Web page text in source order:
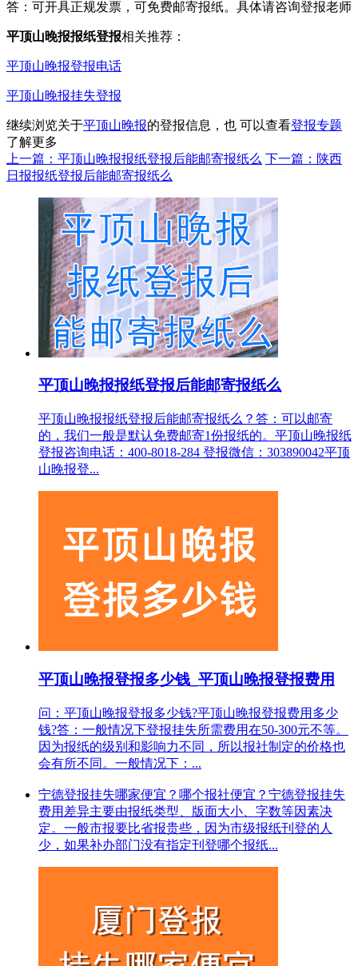
答：可开具正规发票，可免费邮寄报纸。具体请咨询登报老师
平顶山晚报报纸登报相关推荐：
平顶山晚报登报电话
平顶山晚报挂失登报
继续浏览关于平顶山晚报的登报信息，也 可以查看登报专题
了解更多
上一篇：平顶山晚报报纸登报后能邮寄报纸么 下一篇：陕西
日报报纸登报后能邮寄报纸么
平顶山晚报报纸登报后能邮寄报纸么
平顶山晚报报纸登报后能邮寄报纸么？答：可以邮寄
的，我们一般是默认免费邮寄1份报纸的。平顶山晚报纸
登报咨询电话：400-8018-284 登报微信：303890042平顶
山晚报登...
平顶山晚报登报多少钱_平顶山晚报登报费用
问：平顶山晚报登报多少钱?平顶山晚报登报费用多少
钱?答：一般情况下登报挂失所需费用在50-300元不等。
因为报纸的级别和影响力不同，所以报社制定的价格也
会有所不同。一般情况下：...
宁德登报挂失哪家便宜？哪个报社便宜？宁德登报挂失
费用差异主要由报纸类型、版面大小、字数等因素决
定。一般市报要比省报贵些，因为市级报纸刊登的人
少，如果补办部门没有指定刊登哪个报纸...